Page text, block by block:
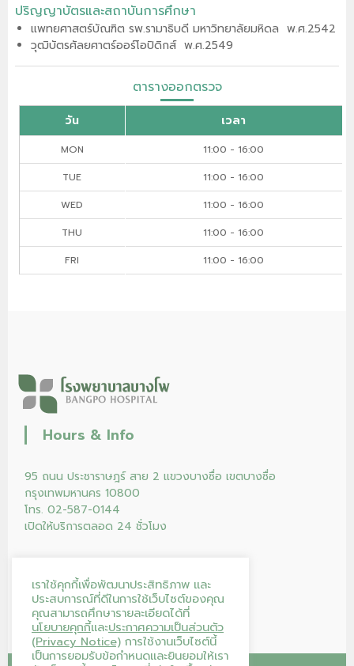
ปริญญาบัตรและสถาบันการศึกษา
แพทยศาสตร์บัณฑิต รพ.รามาธิบดี มหาวิทยาลัยมหิดล พ.ศ.2542
วุฒิบัตรศัลยศาตร์ออร์โอปิดิกส์ พ.ศ.2549
ตารางออกตรวจ
วัน เวลา
MON
11:00 - 16:00
TUE
11:00 - 16:00
WED
11:00 - 16:00
THU
11:00 - 16:00
FRI
11:00 - 16:00
Hours & Info
95 ถนน ประชาราษฎร์ สาย 2 แขวงบางซื่อ เขตบางซื่อ
กรุงเทพมหานคร 10800
โทร. 02-587-0144
เปิดให้บริการตลอด 24 ชั่วโมง
เราใช้คุกกี้เพื่อพัฒนาประสิทธิภาพ และ
ประสบการณ์ที่ดีในการใช้เว็บไซต์ของคุณ
คุณสามารถศึกษารายละเอียดได้ที่
นโยบายคุกกี้และประกาศความเป็นส่วนตัว
(Privacy Notice) การใช้งานเว็บไซต์นี้
เป็นการยอมรับข้อกำหนดและยินยอมให้เรา